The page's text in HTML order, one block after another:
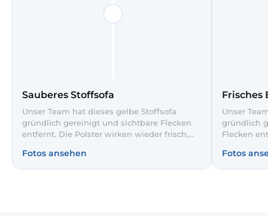
Sauberes Stoffsofa
Unser Team hat dieses gelbe Stoffsofa
gründlich gereinigt und sichtbare Flecken
entfernt. Die Polster wirken wieder frisch,
Lieblingssofa noch lange wie neu.
Fotos ansehen
Frisches
Unser
gründlich
Flecken
Sofa
Gäste.
Fotos